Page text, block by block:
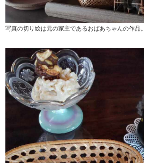
写真の切り絵は元の家主であるおばあちゃんの作品。